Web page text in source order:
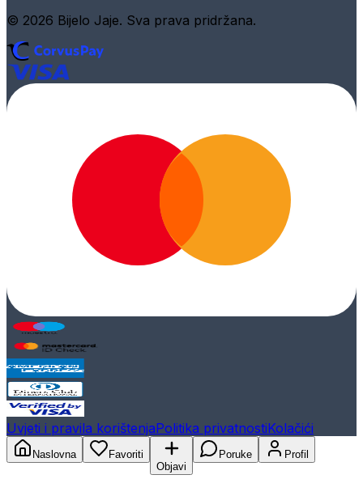
© 2026 Bijelo Jaje. Sva prava pridržana.
Uvjeti i pravila korištenjaPolitika privatnostiKolačići
Naslovna
Favoriti
Objavi
Poruke Profil